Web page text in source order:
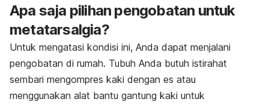
Apa saja pilihan pengobatan untuk
metatarsalgia?
Untuk mengatasi kondisi ini, Anda dapat menjalani
pengobatan di rumah. Tubuh Anda butuh istirahat
sembari mengompres kaki dengan es atau
menggunakan alat bantu gantung kaki untuk